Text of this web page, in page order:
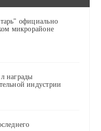
официально
микрорайоне
награды
индустрии